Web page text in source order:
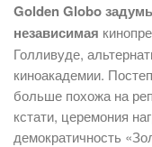
Golden Globo
независимая
Голливуде,
киноакадемии.
больше похожа на
кстати, церемония
демократичность